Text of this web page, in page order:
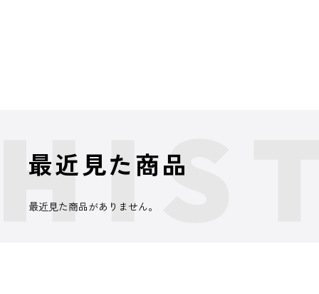
最近見た商品
最近見た商品がありません。